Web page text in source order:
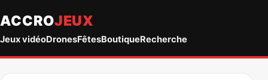
ACCROJEUX
Jeux vidéoDronesFêtesBoutiqueRecherche